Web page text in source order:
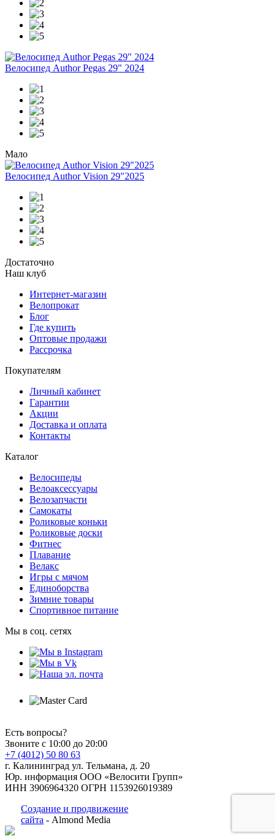
Велосипед Author Pegas 29" 2024
Мало
Велосипед Author Vision 29"2025
Достаточно
Наш клуб
Интернет-магазин
Велопрокат
Блог
Где купить
Оптовые продажи
Рассрочка
Покупателям
Личный кабинет
Гарантии
Акции
Доставка и оплата
Контакты
Каталог
Велосипеды
Велоаксессуары
Велозапчасти
Самокаты
Роликовые коньки
Роликовые доски
Фитнес
Плавание
Велакс
Игры с мячом
Единоборства
Зимние товары
Спортивное питание
Мы в соц. сетях
Есть вопросы?
Звоните с 10:00 до 20:00
+7 (4012) 50 80 63
г. Калининград ул. Тельмана, д. 20
Юр. информация ООО «Велосити Групп»
ИНН 3906964320 ОГРН 1153926019389
Создание и продвижение
сайта - Almond Media